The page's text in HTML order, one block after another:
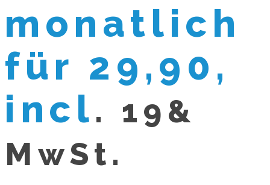
monatlich
für 29,90,
incl. 19&
MwSt.